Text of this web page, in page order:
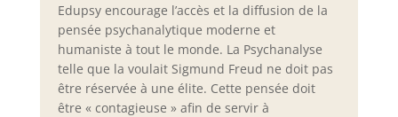
Edupsy encourage l’accès et la diffusion de la
pensée psychanalytique moderne et
humaniste à tout le monde. La Psychanalyse
telle que la voulait Sigmund Freud ne doit pas
être réservée à une élite. Cette pensée doit
être « contagieuse » afin de servir à